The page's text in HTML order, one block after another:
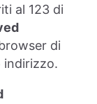
al 123 di
di
indirizzo.